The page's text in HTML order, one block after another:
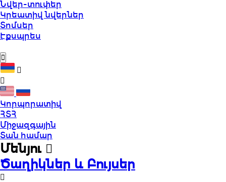
Նվեր-տուփեր
Կրեատիվ նվերներ
Տոմսեր
Էքսպրես
Կորպորատիվ
ՀՏՀ
Միջազգային
Տան համար
Մենյու
Ծաղիկներ և Բույսեր